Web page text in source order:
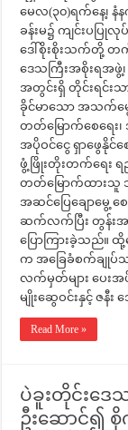
မေလ(၃၀)ရက်နေ့၊
ခန်းမ၌ ကျင်းပပြုလု
ဒေါ်စိုးစိုးသက်တို့ တက်
ဒေသကြီးအစိုးရအဖွဲ့၊
အတွင်းရှိ တိုင်းရင်း
ခိုင်မာသော အသက်မွေ
တတ်မြောက်စေရေး
အပိုဝင်ငွေ ရှာဖွေနိုင်စ
ဖွံ့ဖြိုးတိုးတက်ရေး ရ
တတ်မြောက်ထားသူ
အဆင်ပြေချောမွေ့
ဆက်လက်ပြီး တွန်းအာ
ပြောကြားခဲ့သည်။ ထို့
က အခြေခံစက်ချုပ်သ
လက်မှတ်များ ပေးအ
မျိုးဆွေဝင်းနှင့် ဇနီး
Read More »
ပဲခူးတိုင်းဒေသ
ဦးဆောင်၍ စိုက်